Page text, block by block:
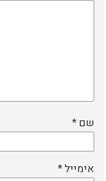
שם*
אימייל*